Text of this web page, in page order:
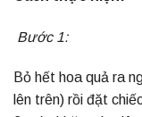
Bước 1:
Bỏ hết hoa quả ra
lên trên) rồi đặt